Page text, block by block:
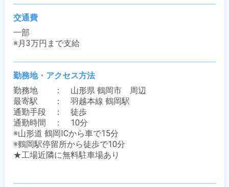
交通費
一部
※月3万円まで支給
勤務地・アクセス方法
勤務地　　：　山形県 鶴岡市　周辺
最寄駅　　：　羽越本線 鶴岡駅
通勤手段　：　徒歩
通勤時間　：　10分
※山形道 鶴岡ICから車で15分
※鶴岡駅停留所から徒歩で10分
★工場近隣に無料駐車場あり